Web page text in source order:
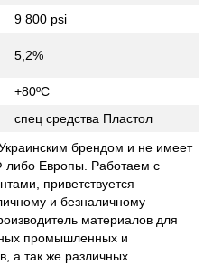
9 800 psi
5,2%
+80ºC
спец средства Пластол
брендом и не имеет
либо Европы. Работаем с
приветствуется
и безналичному
материалов для
промышленных и
а так же различных